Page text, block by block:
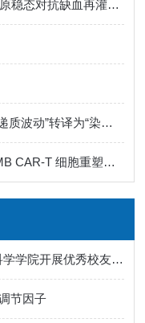
MDH1 K298 琥珀酰化稳定氧化还原稳态对抗缺血再灌注损伤心肌铁死亡
组蛋白 H3Q5 单胺化如何把“神经递质波动”转译为“染色质节律”
双重靶向肿瘤与髓系细胞：GPNMB CAR-T 细胞重塑免疫微环境
伊莱博生物与安徽医科大学生命科学学院开展优秀校友座谈会
节因子